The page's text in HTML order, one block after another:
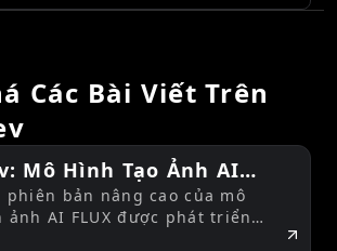
Các Bài Viết Trên
Mô Hình Tạo Ảnh AI
phiên bản nâng cao của mô
AI FLUX được phát triển